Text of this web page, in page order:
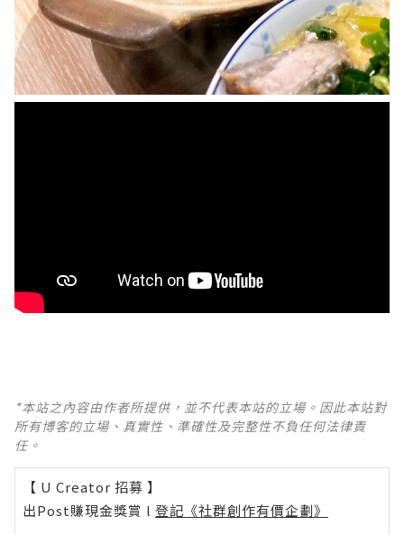
*本站之內容由作者所提供，並不代表本站的立場。因此本站對
所有博客的立場、真實性、準確性及完整性不負任何法律責
任。
【 U Creator 招募 】
出Post賺現金獎賞 l 登記《社群創作有價企劃》